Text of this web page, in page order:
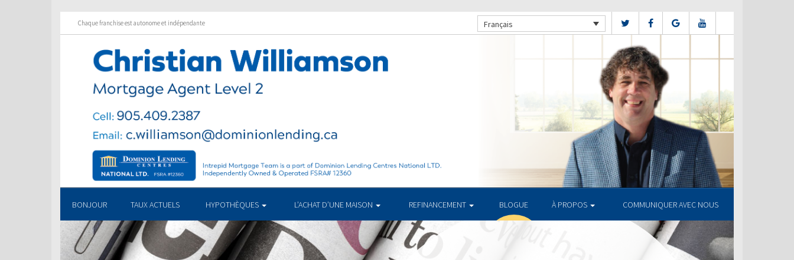
Chaque franchise est autonome et indépendante Français
BONJOUR TAUX ACTUELS HYPOTHÈQUES L’ACHAT D’UNE MAISON REFINANCEMENT BLOGUE À PROPOS COMMUNIQUER AVEC NOUS